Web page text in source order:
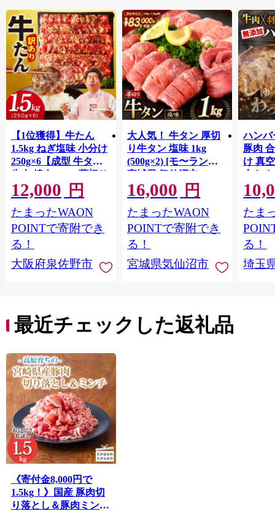
【1位獲得】牛たん
1.5kg ねぎ塩味 小分け
250g×6【成型 牛タン
牛肉 焼肉 BBQ 薄切り
ぎゅうたん スライス
訳あり サイズ不揃
い】 G4721
12,000 円
たまったWAON
POINTで寄附でき
る！
大阪府泉佐野市
大人気！ 牛タン 厚切
り牛タン 塩味 1kg
(500g×2) [モ〜ランド
宮城県 気仙沼市
20564660] 肉 牛肉 精肉
牛たん 牛タン塩 牛た
ん塩 冷凍 焼肉 BBQ ア
ウトドア バーベキュ
ー 厚切り タン
16,000 円
たまったWAON
POINTで寄附でき
る！
宮城県気仙沼市
ハンバ
豚肉
け 真
大き
保存
淡路島
ポーク
き肉
ず 惣
まみ
んのお
たま
る！
埼玉
最近チェックした返礼品
《寄付金8,000円で
1.5kg！》国産 豚肉切
り落とし＆豚肉ミンチ